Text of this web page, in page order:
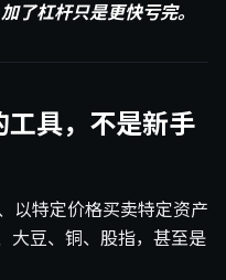
了杠杆只是更快亏完。
工具，不是新手
以特定价格买卖特定资产
大豆、铜、股指，甚至是